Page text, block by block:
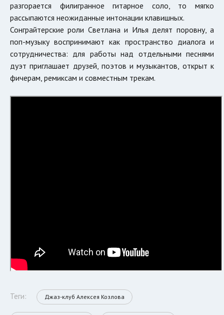
разгорается филигранное гитарное соло, то мягко
рассыпаются неожиданные интонации клавишных.
Сонграйтерские роли Светлана и Илья делят поровну, а
поп-музыку воспринимают как пространство диалога и
сотрудничества: для работы над отдельными песнями
дуэт приглашает друзей, поэтов и музыкантов, открыт к
фичерам, ремиксам и совместным трекам.
Теги: Джаз-клуб Алексея Козлова